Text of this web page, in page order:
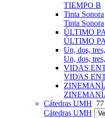
TIEMPO B
Tinta Sonora
Tinta Sonora
ÚLTIMO
ÚLTIMO
Un, dos,
Un, dos,
VIDAS
VIDAS
Cátedras UMH 77
Cátedras UMH